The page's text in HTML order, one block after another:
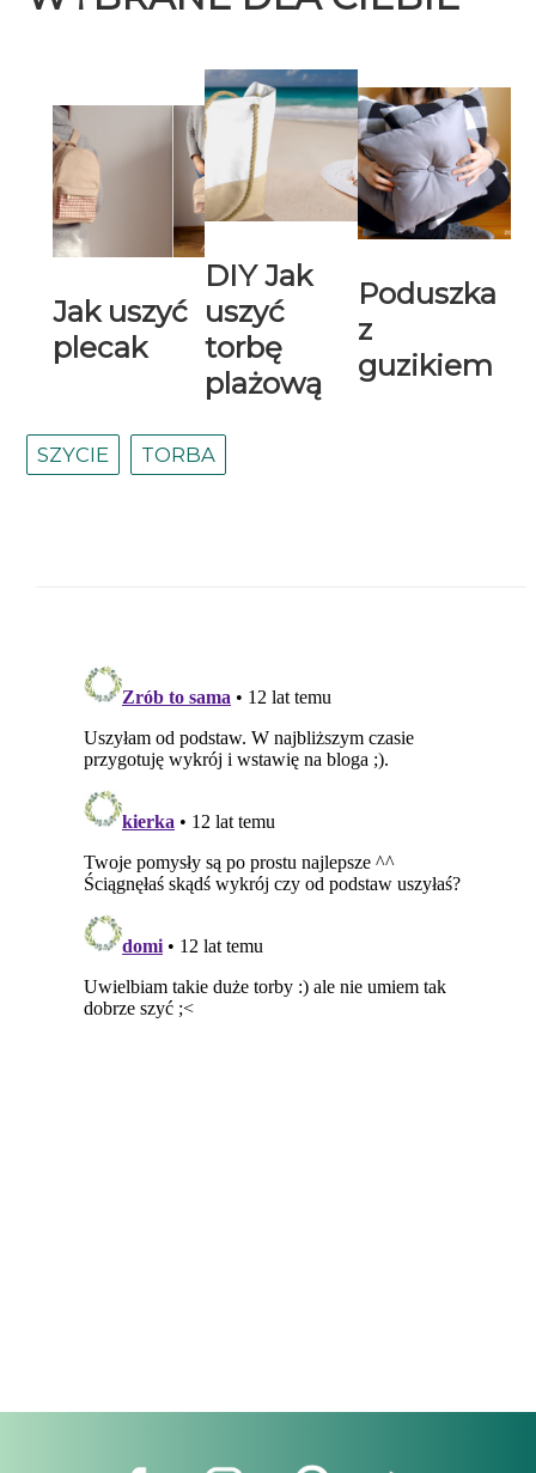
Jak uszyć
plecak
DIY Jak
uszyć
torbę
plażową
Poduszka
z
guzikiem
SZYCIE TORBA